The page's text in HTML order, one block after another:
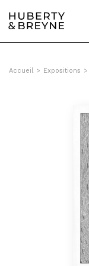
Accueil > Expositions >